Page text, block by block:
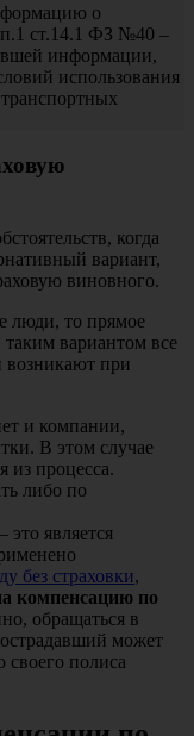
о
п.1 ст.14.1 ФЗ №40 –
информации,
использования
когда
вариант,
виновного.
люди, то прямое
вариантом все
возникают при
и компании,
В этом случае
из процесса.
либо по
– это является
без страховки,
компенсацию по
обращаться в
может
своего полиса